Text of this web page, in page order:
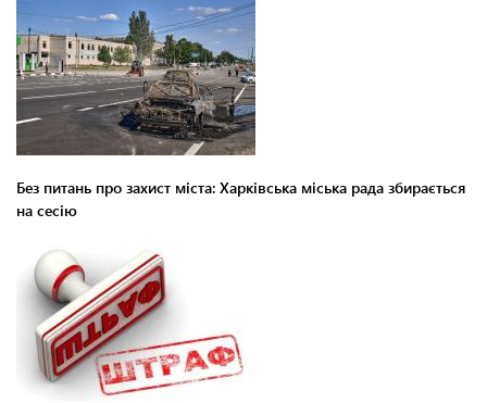
Без питань про захист міста: Харківська міська рада збирається
на сесію